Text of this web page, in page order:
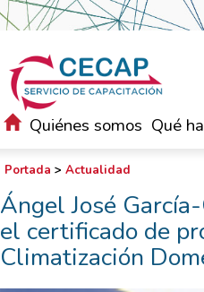
Quiénes somos Qué
Portada > Actualidad
Ángel José
el certificado de
Climatización